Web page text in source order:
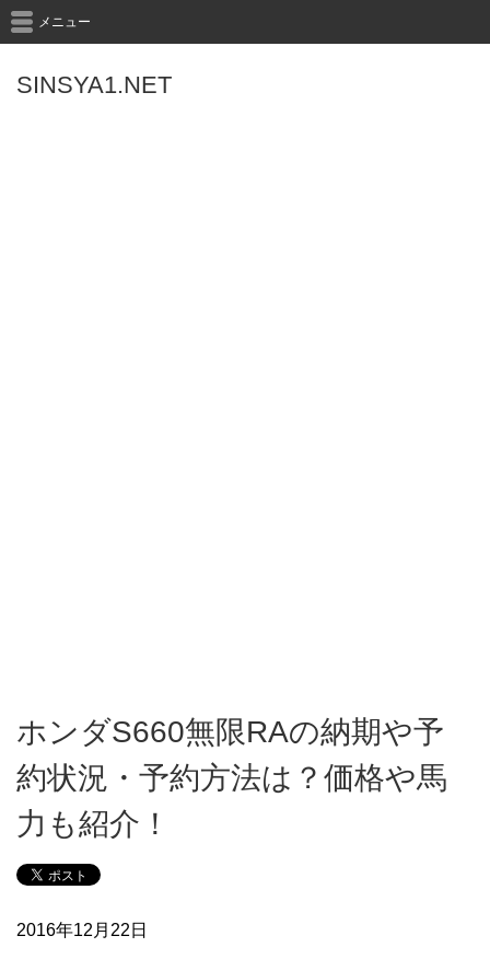
SINSYA1.NET
メニュー
ホンダS660無限RAの納期や予
約状況・予約方法は？価格や馬
力も紹介！
2016年12月22日